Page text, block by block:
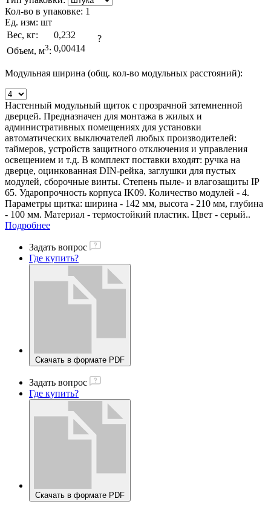
Кол-во в упаковке: 1
Ед. изм: шт
Вес, кг:
0,232
Объем, м3: 0,00414
?
Модульная ширина (общ. кол-во модульных расстояний):
Настенный модульный щиток с прозрачной затемненной
дверцей. Предназначен для монтажа в жилых и
административных помещениях для установки
автоматических выключателей любых производителей:
таймеров, устройств защитного отключения и управления
освещением и т.д. В комплект поставки входят: ручка на
дверце, оцинкованная DIN-рейка, заглушки для пустых
модулей, сборочные винты. Степень пыле- и влагозащиты IP
65. Ударопрочность корпуса IK09. Количество модулей - 4.
Параметры щитка: ширина - 142 мм, высота - 210 мм, глубина
- 100 мм. Материал - термостойкий пластик. Цвет - серый..
Подробнее
Задать вопрос
Где купить?
Скачать в формате PDF
Задать вопрос
Где купить?
Скачать в формате PDF